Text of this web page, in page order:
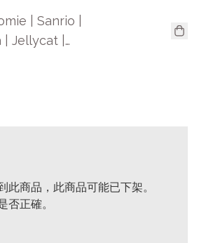
| Sanrio |
Jellycat |
此商品，此商品可能已下架。
否正確。